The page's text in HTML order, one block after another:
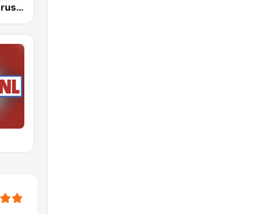
VRT Studio Brussel